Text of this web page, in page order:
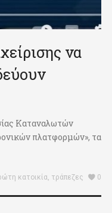
να
Καταναλωτών
πλατφορμών», τα
κατοικία, τράπεζες 0